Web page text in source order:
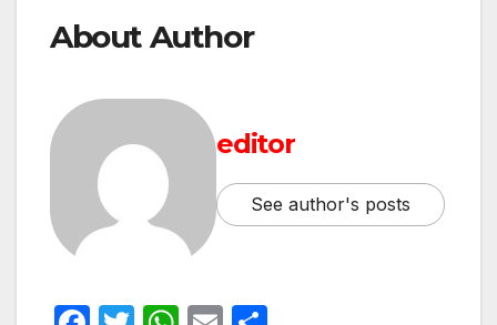
About Author
editor
See author's posts